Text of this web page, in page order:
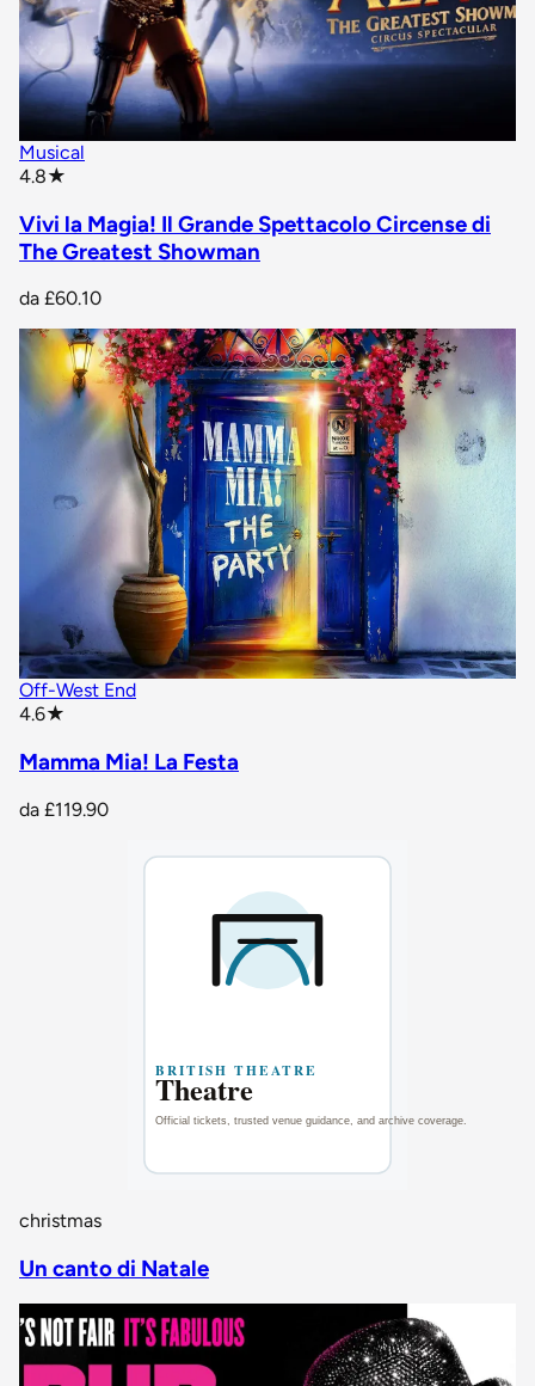
Musical
4.8★
Vivi la Magia! Il Grande Spettacolo Circense di
The Greatest Showman
da £60.10
Off-West End
4.6★
Mamma Mia! La Festa
da £119.90
christmas
Un canto di Natale